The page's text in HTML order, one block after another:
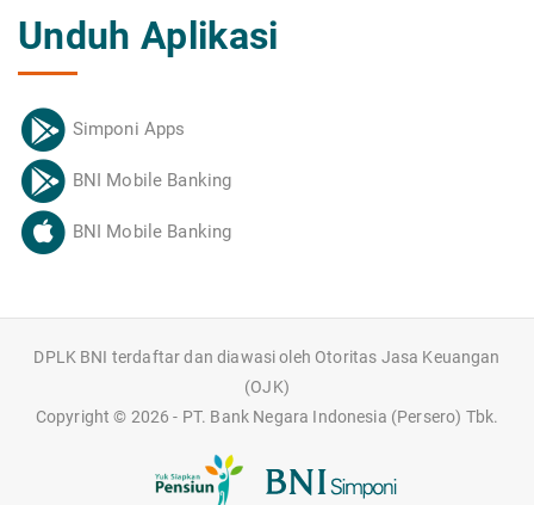
Unduh Aplikasi
Simponi Apps
BNI Mobile Banking
BNI Mobile Banking
DPLK BNI terdaftar dan diawasi oleh Otoritas Jasa Keuangan
(OJK)
Copyright © 2026 - PT. Bank Negara Indonesia (Persero) Tbk.